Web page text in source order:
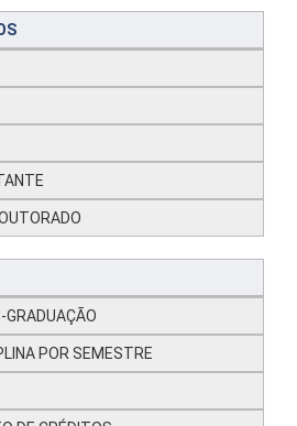
GRADUAÇÃO
POR SEMESTRE